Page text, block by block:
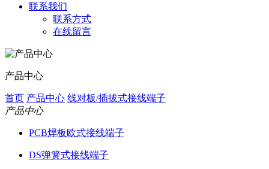
联系我们
联系方式
在线留言
产品中心
首页 产品中心 线对板/插拔式接线端子
产品中心
PCB焊板欧式接线端子
DS弹簧式接线端子